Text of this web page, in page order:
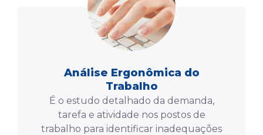
Análise Ergonômica do
Trabalho
É o estudo detalhado da demanda,
tarefa e atividade nos postos de
trabalho para identificar inadequações